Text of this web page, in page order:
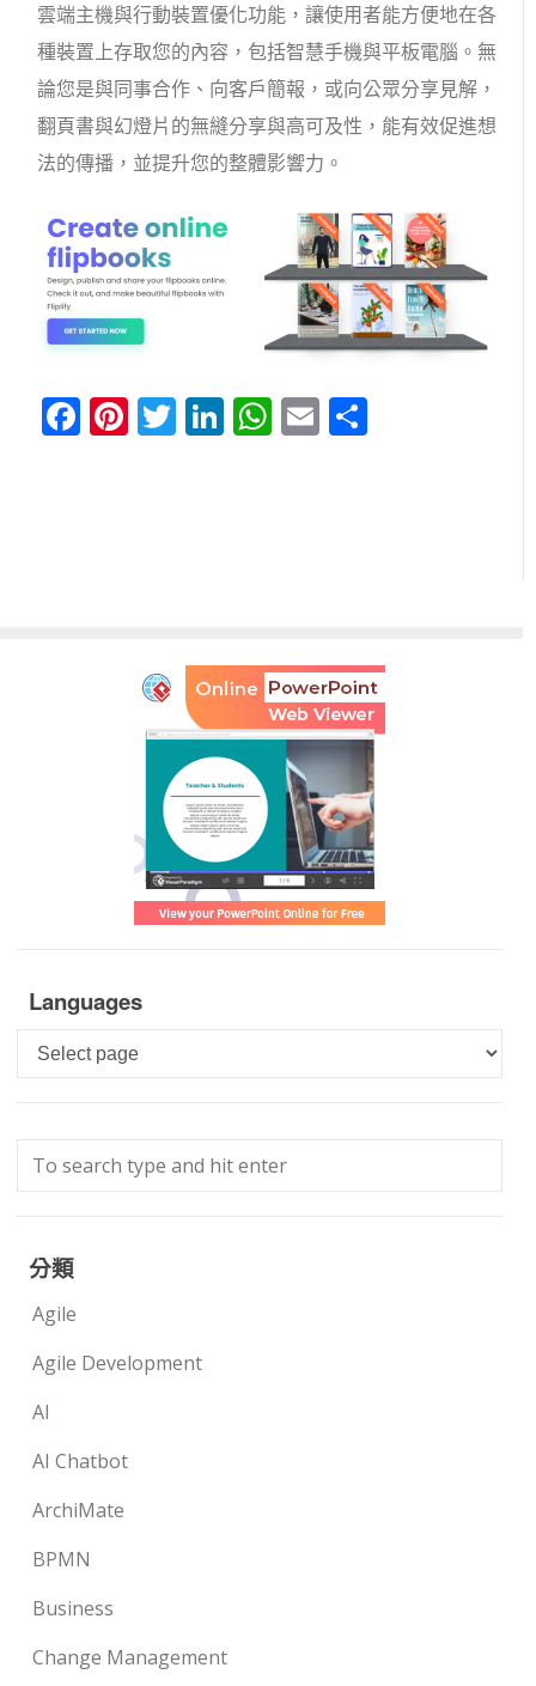
雲端主機與行動裝置優化功能，讓使用者能方便地在各
種裝置上存取您的內容，包括智慧手機與平板電腦。無
論您是與同事合作、向客戶簡報，或向公眾分享見解，
翻頁書與幻燈片的無縫分享與高可及性，能有效促進想
法的傳播，並提升您的整體影響力。
Facebook
Pinterest
Twitter
LinkedIn
WhatsApp
Email
Languages
Languages
分類
Agile
Agile Development
AI
AI Chatbot
ArchiMate
BPMN
Business
Change Management